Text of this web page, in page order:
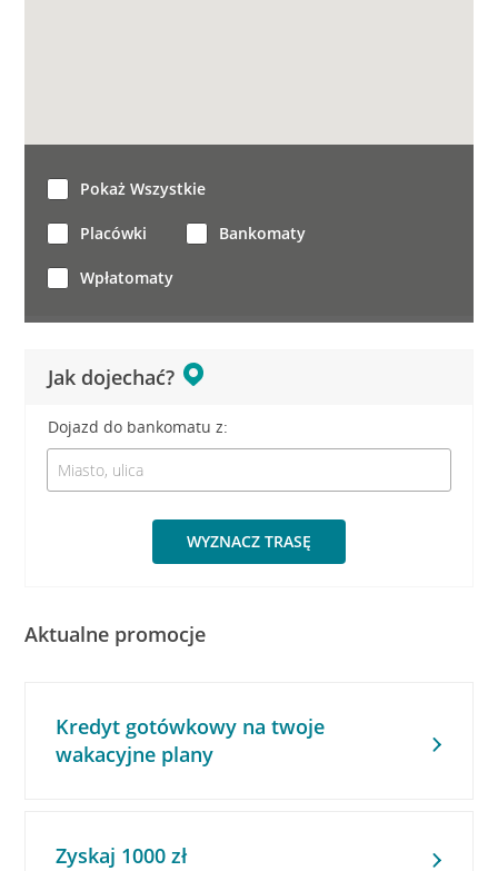
Jak dojechać?
Dojazd do bankomatu z:
WYZNACZ TRASĘ
Pokaż Wszystkie
Placówki Bankomaty
Wpłatomaty
Aktualne promocje
Kredyt gotówkowy na twoje
wakacyjne plany
Zyskaj 1000 zł